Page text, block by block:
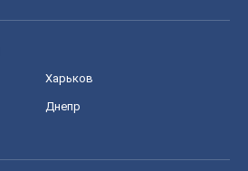
Харьков
Днепр